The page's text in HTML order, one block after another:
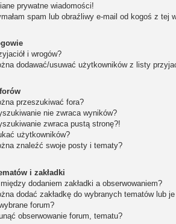
prywatne wiadomości!
spam lub obraźliwy e-mail od kogoś z tej
i wrogów?
dodawać/usuwać użytkowników z listy
przeszukiwać fora?
nie zwraca wyników?
zwraca pustą stronę?!
użytkowników?
znaleźć swoje posty i tematy?
i zakładki
dodaniem zakładki a obserwowaniem?
dodać zakładkę do wybranych tematów lub
forum?
obserwowanie forum, tematu?